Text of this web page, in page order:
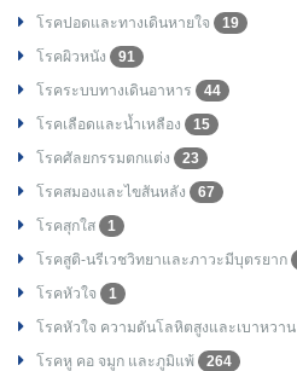
โรคปอดและทางเดินหายใจ
19
โรคผิวหนัง
91
โรคระบบทางเดินอาหาร
44
โรคเลือดและน้ำเหลือง
15
โรคศัลยกรรมตกแต่ง
23
โรคสมองและไขสันหลัง
67
โรคสุกใส
1
โรคสูติ-นรีเวชวิทยาและภาวะมีบุตรยาก
โรคหัวใจ
1
โรคหัวใจ ความดันโลหิตสูงและเบาหวาน
โรคหู คอ จมูก และภูมิแพ้
264